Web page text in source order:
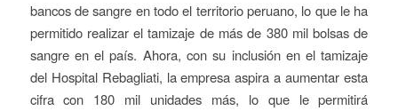
bancos de sangre en todo el territorio peruano, lo que le ha
permitido realizar el tamizaje de más de 380 mil bolsas de
sangre en el país. Ahora, con su inclusión en el tamizaje
del Hospital Rebagliati, la empresa aspira a aumentar esta
cifra con 180 mil unidades más, lo que le permitirá